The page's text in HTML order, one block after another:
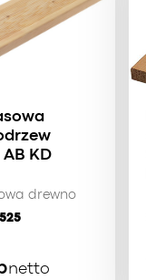
KD
drewno
netto